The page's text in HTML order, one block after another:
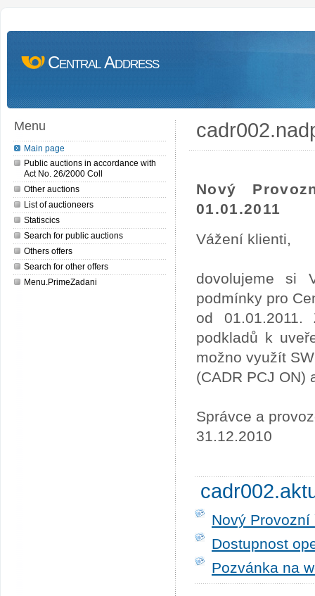
Central Address
Menu
Main page
Public auctions in accordance with
Act No. 26/2000 Coll
Other auctions
List of auctioneers
Statiscics
Search for public auctions
Others offers
Search for other offers
Menu.PrimeZadani
Nový
01.01.2011
Vážení klienti,
dovolujeme si
podmínky pro
od 01.01.2011.
podkladů k
možno využít
(CADR PCJ ON)
Správce a
31.12.2010
Nový
Dostupnost
Pozvánka na